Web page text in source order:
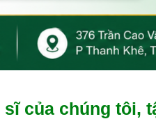
sĩ của chúng tôi,